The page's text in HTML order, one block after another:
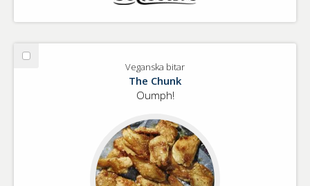
Välj
Veganska bitar
The Chunk
Oumph!